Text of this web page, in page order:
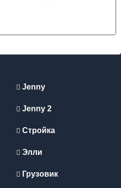
Jenny
Jenny 2
Стройка
Элли
Грузовик